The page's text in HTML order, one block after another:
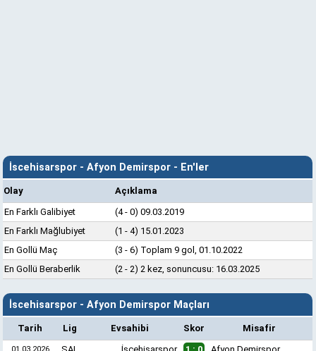
İscehisarspor - Afyon Demirspor - En'ler
Olay
Açıklama
En Farklı Galibiyet
(4 - 0) 09.03.2019
En Farklı Mağlubiyet
(1 - 4) 15.01.2023
En Gollü Maç
(3 - 6) Toplam 9 gol, 01.10.2022
En Gollü Beraberlik
(2 - 2) 2 kez, sonuncusu: 16.03.2025
İscehisarspor - Afyon Demirspor Maçları
Tarih Lig Evsahibi Skor Misafir